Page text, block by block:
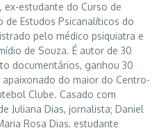
ex-estudante do Curso de
de Estudos Psicanalíticos do
pelo médico psiquiatra e
de Souza. É autor de 30
documentários, ganhou 30
do maior do Centro-
Clube. Casado com
Juliana Dias, jornalista; Daniel
Rosa Dias, estudante